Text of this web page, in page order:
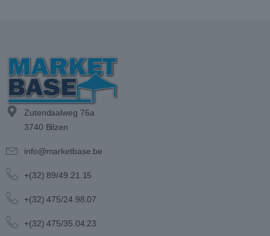
Zutendaalweg 76a
3740 Bilzen
info@marketbase.be
+(32) 89/49.21.15
+(32) 475/24.98.07
+(32) 475/35.04.23